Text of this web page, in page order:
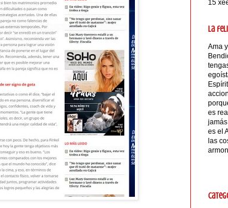
15
La
Ama
es
es el
las